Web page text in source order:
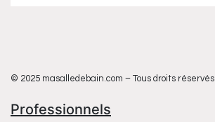
© 2025 masalledebain.com – Tous droits réservés
Professionnels